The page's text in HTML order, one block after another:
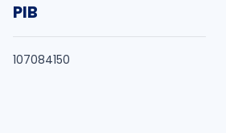
PIB
107084150